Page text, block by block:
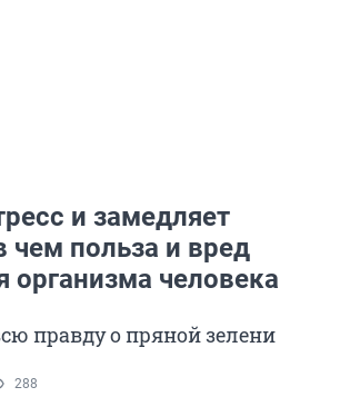
и замедляет
чем польза и вред
организма человека
правду о пряной зелени
288